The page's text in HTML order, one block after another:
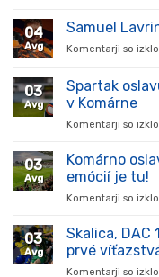
04
Avg
Samuel
Komentarji so
03
Avg
Spartak
v Komárne
Komentarji so
03
Avg
Komárno
emócií je tu!
Komentarji so
03
Avg
Skalica, DAC
prvé
Komentarji so